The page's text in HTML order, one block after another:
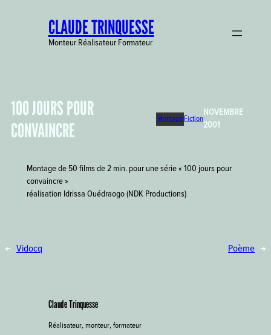
CLAUDE TRINQUESSE
Monteur Réalisateur Formateur
100 JOURS POUR
CONVAINCRE
Montage Fiction
NOVEMBRE
2001
Montage de 50 films de 2 min. pour une série « 100 jours pour
convaincre »
réalisation Idrissa Ouédraogo (NDK Productions)
← Vidocq Poème →
Claude Trinquesse
Réalisateur, monteur, formateur